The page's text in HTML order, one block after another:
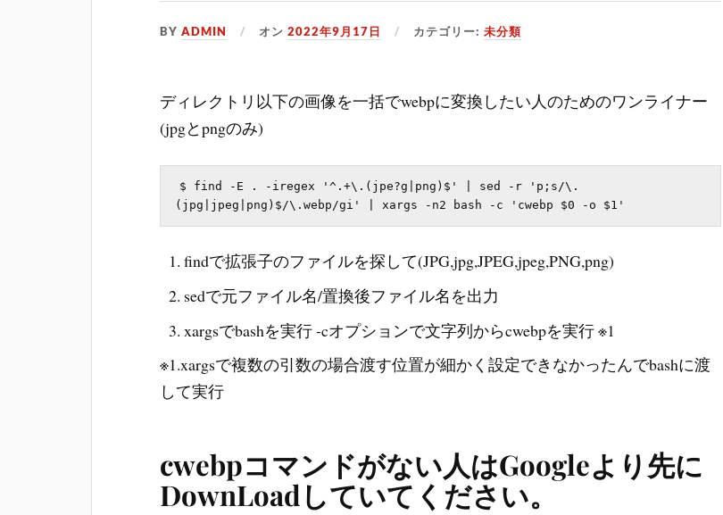
BYADMIN オン2022年9月17日 カテゴリー:未分類
ディレクトリ以下の画像を一括でwebpに変換したい人のためのワンライナー
(jpgとpngのみ)
$ find -E . -iregex '^.+\.(jpe?g|png)$' | sed -r 'p;s/\.
findで拡張子のファイルを探して(JPG,jpg,JPEG,jpeg,PNG,png)
sedで元ファイル名/置換後ファイル名を出力
xargsでbashを実行 -cオプションで文字列からcwebpを実行 ※1
※1.xargsで複数の引数の場合渡す位置が細かく設定できなかったんでbashに渡
して実行
cwebpコマンドがない人はGoogleより先に
DownLoadしていてください。